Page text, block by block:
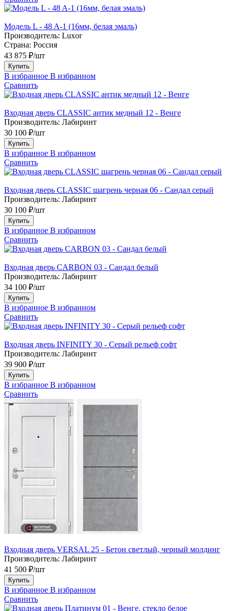
Модель L - 48 A-1 (16мм, белая эмаль)
Производитель: Luxor
Страна: Россия
43 875 ₽/шт
Купить
В избранное В избранном
Сравнить
Входная дверь CLASSIC антик медный 12 - Венге
Производитель: Лабиринт
30 100 ₽/шт
Купить
В избранное В избранном
Сравнить
Входная дверь CLASSIC шагрень черная 06 - Сандал серый
Производитель: Лабиринт
30 100 ₽/шт
Купить
В избранное В избранном
Сравнить
Входная дверь CARBON 03 - Сандал белый
Производитель: Лабиринт
34 100 ₽/шт
Купить
В избранное В избранном
Сравнить
Входная дверь INFINITY 30 - Серый рельеф софт
Производитель: Лабиринт
39 900 ₽/шт
Купить
В избранное В избранном
Сравнить
Входная дверь VERSAL 25 - Бетон светлый, черный молдинг
Производитель: Лабиринт
41 500 ₽/шт
Купить
В избранное В избранном
Сравнить